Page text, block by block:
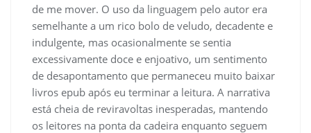
de me mover. O uso da linguagem pelo autor era
semelhante a um rico bolo de veludo, decadente e
indulgente, mas ocasionalmente se sentia
excessivamente doce e enjoativo, um sentimento
de desapontamento que permaneceu muito baixar
livros epub após eu terminar a leitura. A narrativa
está cheia de reviravoltas inesperadas, mantendo
os leitores na ponta da cadeira enquanto seguem